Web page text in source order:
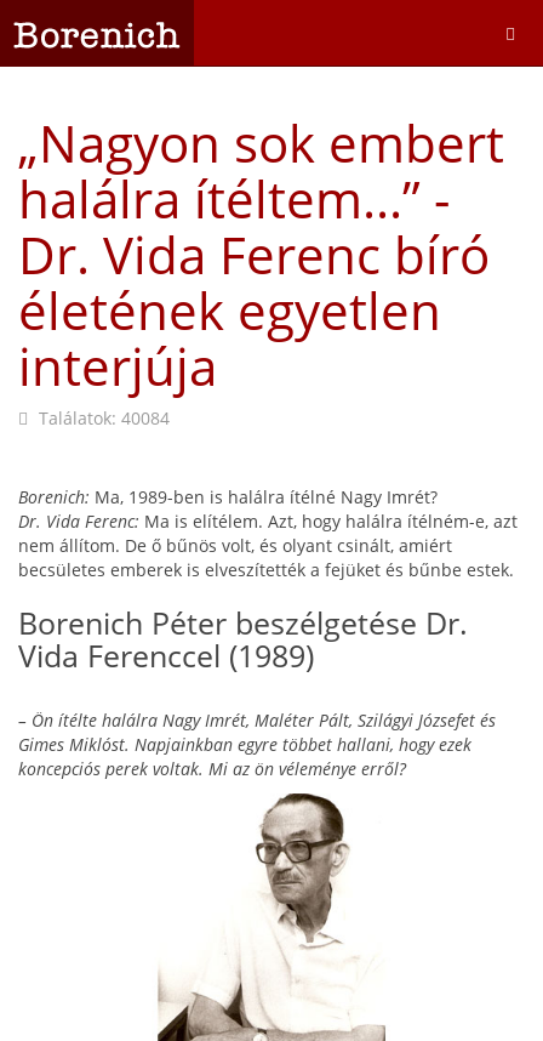
„Nagyon sok embert
halálra ítéltem...” -
Dr. Vida Ferenc bíró
életének egyetlen
interjúja
Találatok: 40084
Borenich: Ma, 1989-ben is halálra ítélné Nagy Imrét?
Dr. Vida Ferenc: Ma is elítélem. Azt, hogy halálra ítélném-e, azt
nem állítom. De ő bűnös volt, és olyant csinált, amiért
becsületes emberek is elveszítették a fejüket és bűnbe estek.
Borenich Péter beszélgetése Dr.
Vida Ferenccel (1989)
– Ön ítélte halálra Nagy Imrét, Maléter Pált, Szilágyi Jó­zsefet és
Gimes Miklóst. Napjainkban egyre többet hallani, hogy ezek
koncepciós perek voltak. Mi az ön véleménye erről?